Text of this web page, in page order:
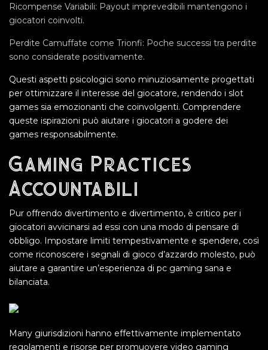
Ricompense Variabili: Payout imprevedibili mantengono i
giocatori coinvolti.
Perdite Camuffate come Trionfi: Poche successi tra perdite
sono considerate positivamente.
Questi aspetti psicologici sono minuziosamente progettati
per ottimizzare il interesse del giocatore, rendendo i slot
games sia emozionanti che coinvolgenti. Comprendere
queste ispirazioni può aiutare i giocatori a godere dei
games responsabilmente.
Gaming Practices
Accountabili
Pur offrendo divertimento e divertimento, è critico per i
giocatori avvicinarsi ad essi con una modo di pensare di
obbligo. Impostare limiti tempestivamente e spendere, così
come riconoscere i segnali di gioco d’azzardo molesto, può
aiutare a garantire un’esperienza di pc gaming sana e
bilanciata.
Many giurisdizioni hanno effettivamente implementato
regolamenti e risorse per promuovere video gaming